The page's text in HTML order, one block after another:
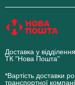
Доставка у
ТК "Нова Пошта"
*Вартість доставки
транспортної